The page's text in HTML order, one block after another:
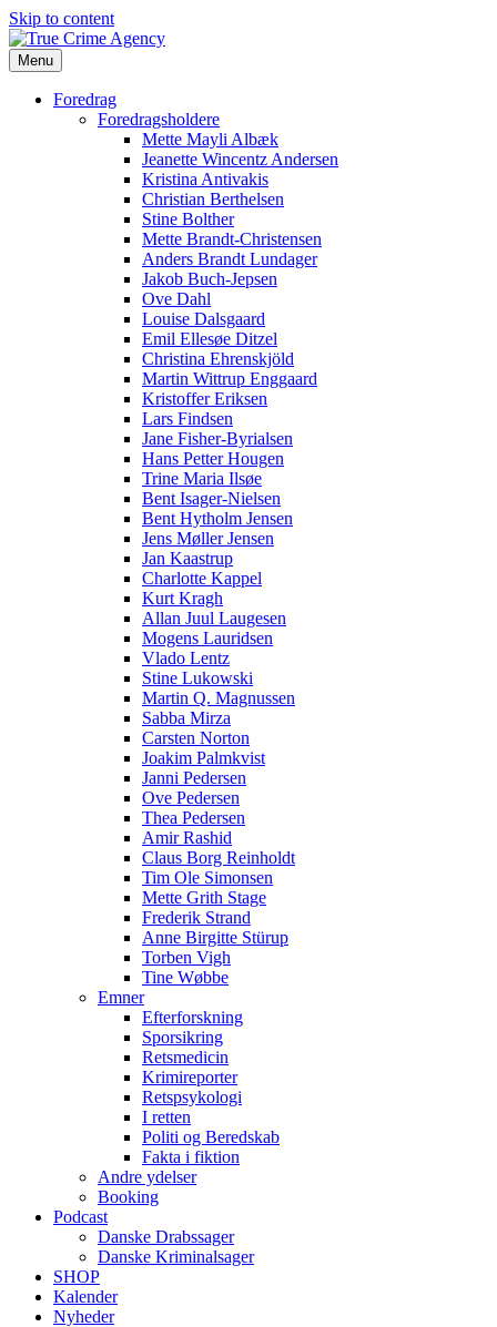
Skip to content
Menu
Foredrag
Foredragsholdere
Mette Mayli Albæk
Jeanette Wincentz Andersen
Kristina Antivakis
Christian Berthelsen
Stine Bolther
Mette Brandt-Christensen
Anders Brandt Lundager
Jakob Buch-Jepsen
Ove Dahl
Louise Dalsgaard
Emil Ellesøe Ditzel
Christina Ehrenskjöld
Martin Wittrup Enggaard
Kristoffer Eriksen
Lars Findsen
Jane Fisher-Byrialsen
Hans Petter Hougen
Trine Maria Ilsøe
Bent Isager-Nielsen
Bent Hytholm Jensen
Jens Møller Jensen
Jan Kaastrup
Charlotte Kappel
Kurt Kragh
Allan Juul Laugesen
Mogens Lauridsen
Vlado Lentz
Stine Lukowski
Martin Q. Magnussen
Sabba Mirza
Carsten Norton
Joakim Palmkvist
Janni Pedersen
Ove Pedersen
Thea Pedersen
Amir Rashid
Claus Borg Reinholdt
Tim Ole Simonsen
Mette Grith Stage
Frederik Strand
Anne Birgitte Stürup
Torben Vigh
Tine Wøbbe
Emner
Efterforskning
Sporsikring
Retsmedicin
Krimireporter
Retspsykologi
I retten
Politi og Beredskab
Fakta i fiktion
Andre ydelser
Booking
Podcast
Danske Drabssager
Danske Kriminalsager
SHOP
Kalender
Nyheder